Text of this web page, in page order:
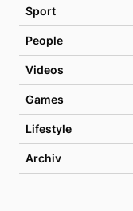
Sport
People
Videos
Games
Lifestyle
Archiv